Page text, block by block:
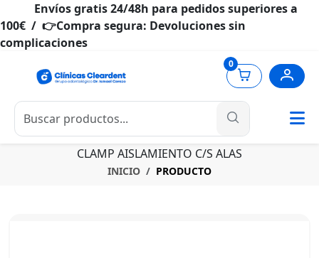
Envíos gratis 24/48h para pedidos superiores a
100€ / 👉Compra segura: Devoluciones sin
complicaciones
0
CLAMP AISLAMIENTO C/S ALAS
INICIO PRODUCTO